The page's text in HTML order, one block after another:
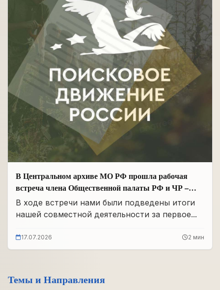
В Центральном архиве МО РФ прошла рабочая
встреча члена Общественной палаты РФ и ЧР –
Руководителя Регионального отделения «Поисковое
движение России» в ЧР Иса Сардалов с
Панковым
В ходе встречи нами были подведены итоги
нашей совместной деятельности за первое...
17.07.2026 2 мин
Темы и Направления